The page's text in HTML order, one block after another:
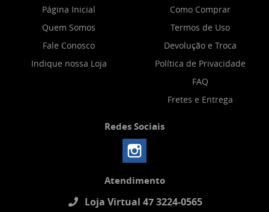
Página Inicial
Quem Somos
Fale Conosco
Indique nossa Loja
Como Comprar
Termos de Uso
Devolução e Troca
Política de Privacidade
FAQ
Fretes e Entrega
Redes Sociais
Atendimento
Loja Virtual 47 3224-0565